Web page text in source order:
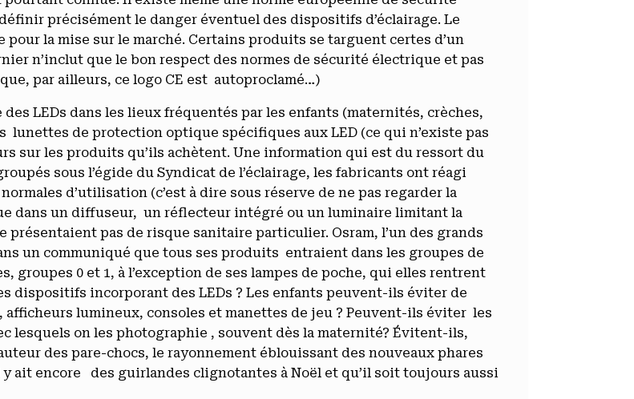
précisément le danger éventuel des dispositifs d’éclairage. Le
pour la mise sur le marché. Certains produits se targuent certes d’un
n’inclut que le bon respect des normes de sécurité électrique et pas
par ailleurs, ce logo CE est autoproclamé…)
des LEDs dans les lieux fréquentés par les enfants (maternités, crèches,
lunettes de protection optique spécifiques aux LED (ce qui n’existe pas
sur les produits qu’ils achètent. Une information qui est du ressort du
sous l’égide du Syndicat de l’éclairage, les fabricants ont réagi
d’utilisation (c’est à dire sous réserve de ne pas regarder la
dans un diffuseur, un réflecteur intégré ou un luminaire limitant la
présentaient pas de risque sanitaire particulier. Osram, l’un des grands
un communiqué que tous ses produits entraient dans les groupes de
groupes 0 et 1, à l’exception de ses lampes de poche, qui elles rentrent
dispositifs incorporant des LEDs ? Les enfants peuvent-ils éviter de
lumineux, consoles et manettes de jeu ? Peuvent-ils éviter les
lesquels on les photographie , souvent dès la maternité? Évitent-ils,
des pare-chocs, le rayonnement éblouissant des nouveaux phares
ait encore des guirlandes clignotantes à Noël et qu’il soit toujours aussi